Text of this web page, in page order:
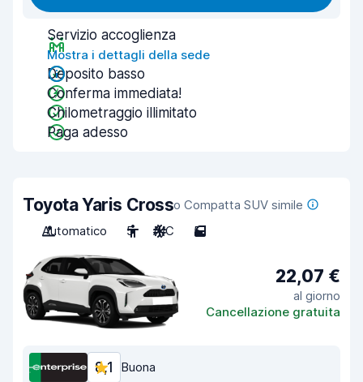
Servizio accoglienza
Mostra i dettagli della sede
Deposito basso
Conferma immediata!
Chilometraggio illimitato
Paga adesso
Toyota Yaris Crosso Compatta SUV simile
Automatico
5 A/C 5
22,07 €
al giorno
Cancellazione gratuita
8,1 Buona